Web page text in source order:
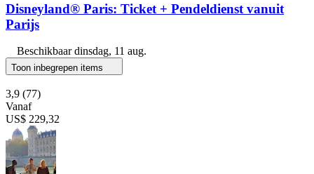
Disneyland® Paris: Ticket + Pendeldienst vanuit
Parijs
Beschikbaardinsdag, 11 aug.
Toon inbegrepen items
3,9 (77)
Vanaf
US$ 229,32